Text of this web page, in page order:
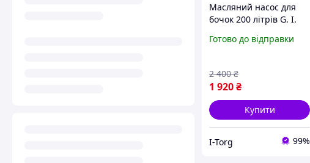
Масляний насос для
бочок 200 літрів G. I.
Готово до відправки
1 920₴
2 400 ₴
Купити
I-Torg 99%